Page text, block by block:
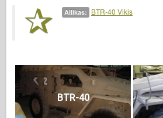
Ace mudelid
AFV klubi
Õhujõud
AZ mudel
Must koer
Allikas: BTR-40 Vikis
BTR-40